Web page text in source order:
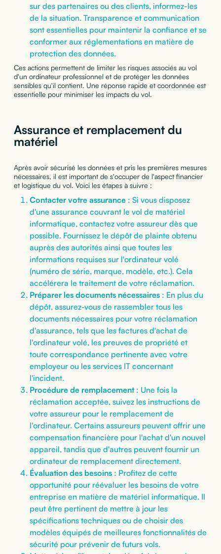
sur des partenaires ou des clients, informez-les
de la situation. Transparence et communication
sont essentielles pour maintenir la confiance et se
conformer aux réglementations en matière de
protection des données.
Ces actions permettent de limiter les risques associés au vol
d'un ordinateur professionnel et de protéger les données
sensibles qu'il contient. Une réponse rapide et coordonnée est
essentielle pour minimiser les impacts du vol.
Assurance et remplacement du
matériel
Après avoir sécurisé les données et pris les premières mesures
nécessaires, il est important de s'occuper de l'aspect financier
et logistique du vol. Voici les étapes à suivre :
Contacter votre assurance: Si vous disposez
d'une assurance couvrant le vol de matériel
informatique, contactez votre assureur dès que
possible. Fournissez le dépôt de plainte obtenu
auprès des autorités ainsi que toutes les
informations requises sur l'ordinateur volé
(numéro de série, marque, modèle, etc.). Cela
accélérera le traitement de votre réclamation.
Préparer les documents nécessaires: En plus du
dépôt, assurez-vous de rassembler tous les
documents nécessaires pour votre réclamation
d'assurance, tels que les factures d'achat de
l'ordinateur volé, les preuves de propriété et
toute correspondance pertinente avec votre
employeur ou les services IT concernant
l'incident.
Procédure de remplacement: Une fois la
réclamation acceptée, suivez les instructions de
votre assureur pour le remplacement de
l'ordinateur. Certains assureurs peuvent offrir une
compensation financière pour l'achat d'un nouvel
appareil, tandis que d'autres peuvent fournir un
ordinateur de remplacement directement.
Évaluation des besoins: Profitez de cette
opportunité pour réévaluer les besoins de votre
entreprise en matière de matériel informatique. Il
peut être pertinent de mettre à jour les
spécifications techniques ou de choisir des
modèles équipés de meilleures fonctionnalités de
sécurité pour prévenir de futurs vols.